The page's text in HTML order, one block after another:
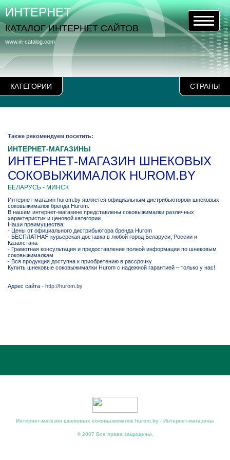
КАТЕГОРИИ СТРАНЫ
www.in-catalog.com
ИНТЕРНЕТ
КАТАЛОГ ИНТЕРНЕТ САЙТОВ
Также рекомендуем посетить:
ИНТЕРНЕТ-МАГАЗИНЫ
ИНТЕРНЕТ-МАГАЗИН ШНЕКОВЫХ
СОКОВЫЖИМАЛОК HUROM.BY
БЕЛАРУСЬ - МИНСК
Интернет-магазин hurom.by является официальным дистрибьютором шнековых
соковыжималок бренда Hurom.
В нашем интернет-магазине представлены соковыжималки различных
характеристик и ценовой категории.
Наши преимущества:
- Цены от официального дистрибьютора бренда Hurom
- БЕСПЛАТНАЯ курьерская доставка в любой город Беларуси, России и
Казахстана
- Грамотная консультация и предоставление полной информации по шнековым
соковыжималкам
- Вся продукция доступна к приобретению в рассрочку
Купить шнековые соковыжималки Hurom с надежной гарантией – только у нас!
Адрес сайта - http://hurom.by
Интернет-магазин шнековых соковыжималок hurom.by - Интернет-магазины
© 2007 Все права защищены.